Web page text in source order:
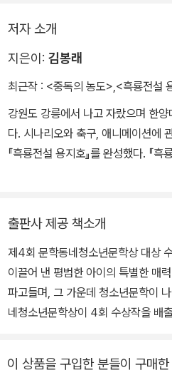
저자 소개
지은이: 김봉래
최근작 : <중독의 농도> <흑룡전설
강원도 강릉에서 나고 자랐으며 한
다. 시나리오와 축구, 애니메이션에
『흑룡전설 용지호』를 완성했다. 『
출판사 제공 책소개
제4회 문학동네청소년문학상 대상
이끌어 낸 평범한 아이의 특별한 매력 현실 청소년들의 삶과 고민을
파고들며, 그 가운데 청소년문학이
네청소년문학상이 4회 수상작을 배
인생의 혹한기를 지나는 이들을 따뜻
이 상품을 구입한 분들이 구매